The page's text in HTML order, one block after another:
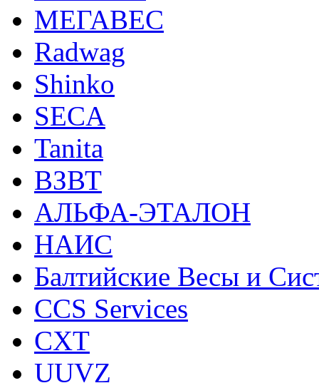
МЕГАВЕС
Radwag
Shinko
SECA
Tanita
ВЗВТ
АЛЬФА-ЭТАЛОН
НАИС
Балтийские Весы и
CCS Services
CXT
UUVZ